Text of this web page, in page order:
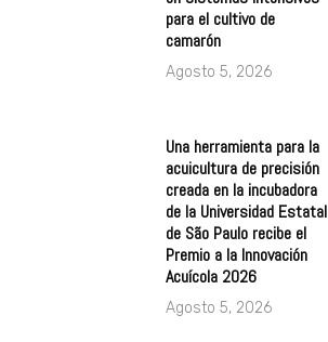
para el cultivo de
camarón
Agosto 5, 2026
Una herramienta para la
acuicultura de precisión
creada en la incubadora
de la Universidad Estatal
de São Paulo recibe el
Premio a la Innovación
Acuícola 2026
Agosto 5, 2026